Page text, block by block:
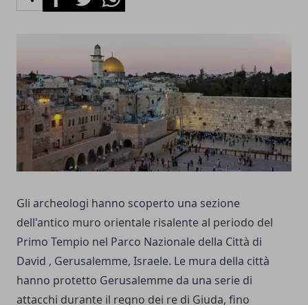
Gli archeologi hanno scoperto una sezione
dell'antico muro orientale risalente al periodo del
Primo Tempio nel Parco Nazionale della Città di
David , Gerusalemme, Israele. Le mura della città
hanno protetto Gerusalemme da una serie di
attacchi durante il regno dei re di Giuda, fino